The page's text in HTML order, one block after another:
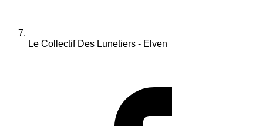
Le Collectif Des Lunetiers - Elven